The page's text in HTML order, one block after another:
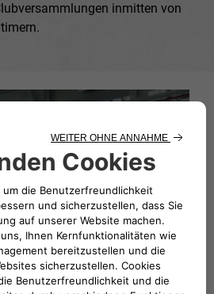
inmitten von
ERBE
die Geschichte anhand